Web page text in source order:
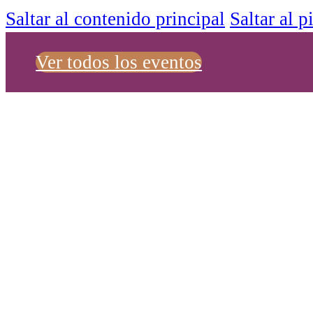
Saltar al contenido principal Saltar al
Ver todos los eventos